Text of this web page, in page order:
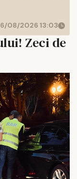
08/2026 13:03
Zeci de